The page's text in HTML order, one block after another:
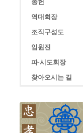
종헌
역대회장
조직구성도
임원진
파·시도회장
찾아오시는 길